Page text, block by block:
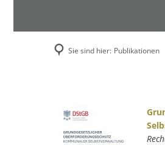
Sie sind hier: Publikationen
Publikationen